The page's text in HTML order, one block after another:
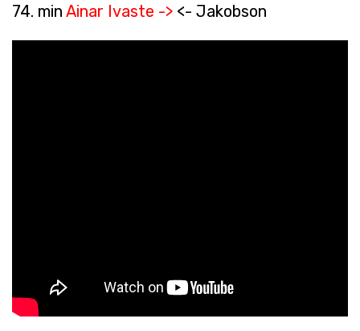
74. min Ainar Ivaste -> <- Jakobson